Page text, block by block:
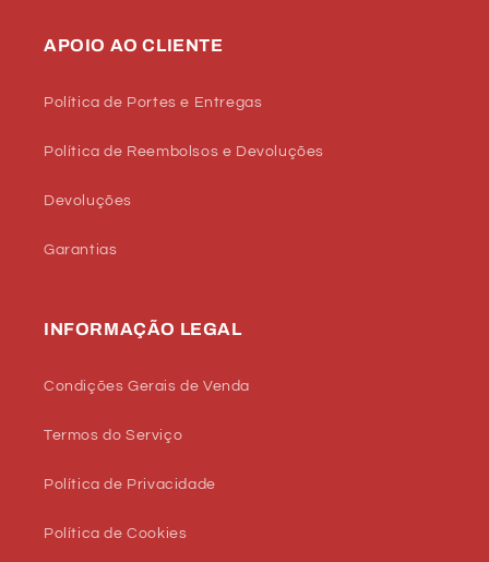
APOIO AO CLIENTE
Política de Portes e Entregas
Política de Reembolsos e Devoluções
Devoluções
Garantias
INFORMAÇÃO LEGAL
Condições Gerais de Venda
Termos do Serviço
Política de Privacidade
Política de Cookies